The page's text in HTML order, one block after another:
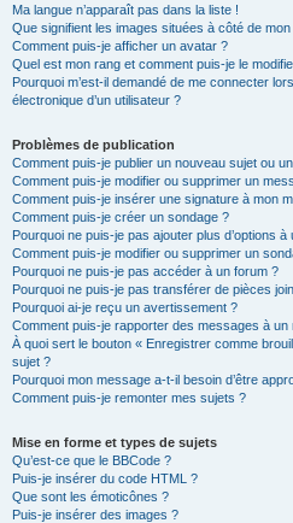
Ma langue n’apparaît pas dans la liste !
Que signifient les images situées à côté de mon
Comment puis-je afficher un avatar ?
Quel est mon rang et comment puis-je le
Pourquoi m’est-il demandé de me connecter
électronique d’un utilisateur ?
Problèmes de publication
Comment puis-je publier un nouveau sujet ou
Comment puis-je modifier ou supprimer un
Comment puis-je insérer une signature à mon
Comment puis-je créer un sondage ?
Pourquoi ne puis-je pas ajouter plus d’options à
Comment puis-je modifier ou supprimer un
Pourquoi ne puis-je pas accéder à un forum ?
Pourquoi ne puis-je pas transférer de pièces
Pourquoi ai-je reçu un avertissement ?
Comment puis-je rapporter des messages à un
À quoi sert le bouton « Enregistrer comme
sujet ?
Pourquoi mon message a-t-il besoin d’être
Comment puis-je remonter mes sujets ?
Mise en forme et types de sujets
Qu’est-ce que le BBCode ?
Puis-je insérer du code HTML ?
Que sont les émoticônes ?
Puis-je insérer des images ?